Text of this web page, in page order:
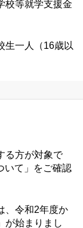
校等就学支援金
生一人（16歳以
る方が対象で
いて」をご確認
、令和2年度か
が始まりまし